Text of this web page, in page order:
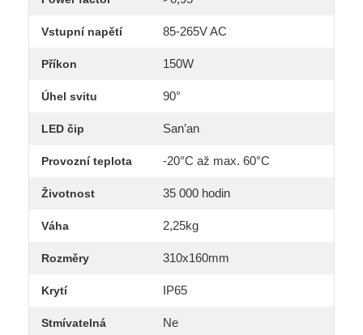
Vstupní napětí 85-265V AC
Příkon 150W
Úhel svitu 90°
LED čip San’an
Provozní teplota -20°C až max. 60°C
Životnost 35 000 hodin
Váha 2,25kg
Rozměry 310x160mm
Krytí IP65
Stmívatelná Ne